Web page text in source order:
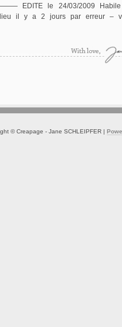
le 24/03/2009 Habile
il y a 2 jours par erreur –
© Creapage - Jane SCHLEIPFER |